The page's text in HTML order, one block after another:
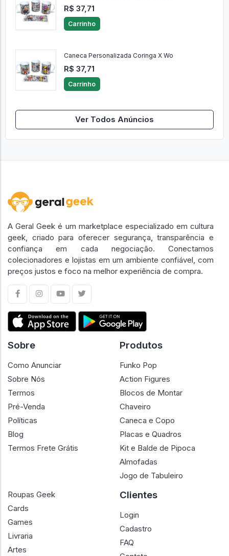
R$ 37,71
Carrinho
Caneca Personalizada Coringa X Wo
R$ 37,71
Carrinho
Ver Todos Anúncios
A Geral Geek é um marketplace especializado em cultura
geek, criado para oferecer segurança, transparência e
confiança em cada negociação. Conectamos
colecionadores e lojistas em um ambiente confiável, com
preços justos e foco na melhor experiência de compra.
Sobre
Como Anunciar
Sobre Nós
Termos
Pré-Venda
Políticas
Blog
Termos Frete Grátis
Produtos
Funko Pop
Action Figures
Blocos de Montar
Chaveiro
Caneca e Copo
Placas e Quadros
Kit e Balde de Pipoca
Almofadas
Jogo de Tabuleiro
Roupas Geek
Cards
Games
Livraria
Artes
Clientes
Login
Cadastro
FAQ